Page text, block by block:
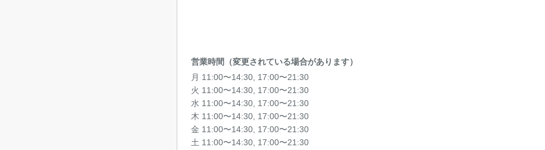
営業時間（変更されている場合があります）
月 11:00〜14:30, 17:00〜21:30
火 11:00〜14:30, 17:00〜21:30
水 11:00〜14:30, 17:00〜21:30
木 11:00〜14:30, 17:00〜21:30
金 11:00〜14:30, 17:00〜21:30
土 11:00〜14:30, 17:00〜21:30